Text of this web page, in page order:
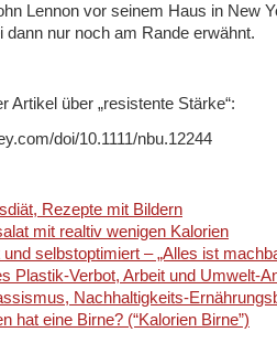
Lennon vor seinem Haus in New
nur noch am Rande erwähnt.
Artikel über „resistente Stärke“:
doi/10.1111/nbu.12244
Rezepte mit Bildern
mit realtiv wenigen Kalorien
selbstoptimiert – „Alles ist
Plastik-Verbot, Arbeit und Umwelt-
Nachhaltigkeits-
hat eine Birne? (“Kalorien Birne”)